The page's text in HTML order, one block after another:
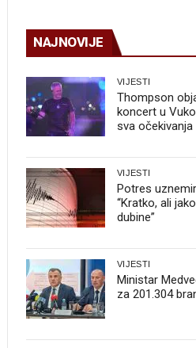
NAJNOVIJE
VIJESTI
Thompson
koncert u
sva očekivanja
VIJESTI
Potres
“Kratko, ali
dubine”
VIJESTI
Ministar
za 201.304